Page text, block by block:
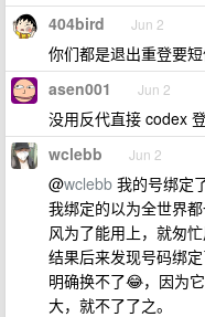
404bird Jun 2
你们都是退出重登要
asen001 Jun 2
没用反代直接 codex
wclebb Jun 2
@wclebb 我的号绑定
我绑定的以为全世界
风为了能用上，就匆
结果后来发现号码绑
明确换不了😂，因为
大，就不了了之。